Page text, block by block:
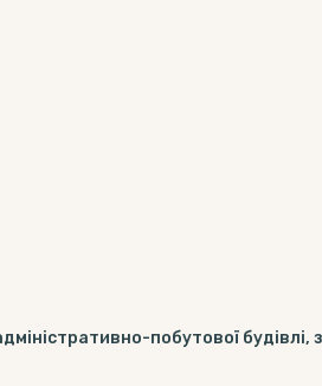
побутової будівлі,